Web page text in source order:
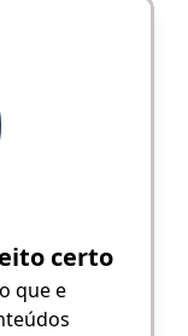
certo
que e